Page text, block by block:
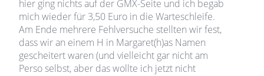
hier ging nichts auf der GMX-Seite und ich begab
mich wieder für 3,50 Euro in die Warteschleife.
Am Ende mehrere Fehlversuche stellten wir fest,
dass wir an einem H in Margaret(h)as Namen
gescheitert waren (und vielleicht gar nicht am
Perso selbst, aber das wollte ich jetzt nicht